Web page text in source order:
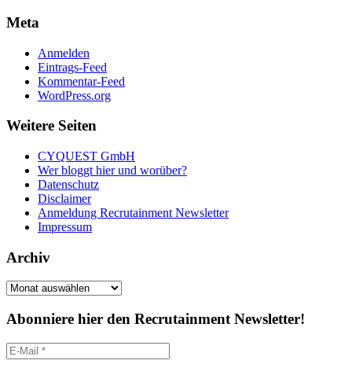
Meta
Anmelden
Eintrags-Feed
Kommentar-Feed
WordPress.org
Weitere Seiten
CYQUEST GmbH
Wer bloggt hier und worüber?
Datenschutz
Disclaimer
Anmeldung Recrutainment Newsletter
Impressum
Archiv
Archiv
Abonniere hier den Recrutainment Newsletter!